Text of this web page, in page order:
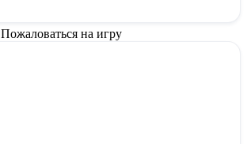
Пожаловаться на игру